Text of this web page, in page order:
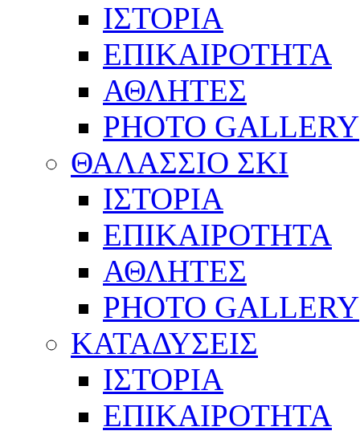
ΙΣΤΟΡΙΑ
ΕΠΙΚΑΙΡΟΤΗΤΑ
ΑΘΛΗΤΕΣ
PHOTO GALLERY
ΘΑΛΑΣΣΙΟ ΣΚΙ
ΙΣΤΟΡΙΑ
ΕΠΙΚΑΙΡΟΤΗΤΑ
ΑΘΛΗΤΕΣ
PHOTO GALLERY
ΚΑΤΑΔΥΣΕΙΣ
ΙΣΤΟΡΙΑ
ΕΠΙΚΑΙΡΟΤΗΤΑ